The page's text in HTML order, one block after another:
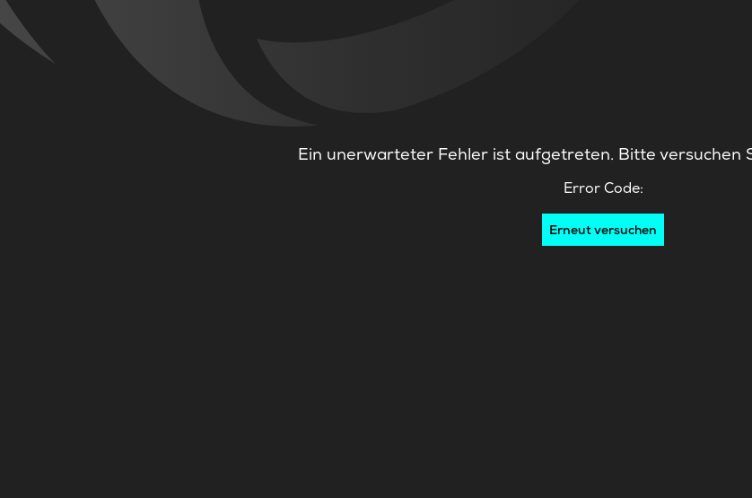
Ein unerwarteter Fehler ist aufgetreten. Bitte versuchen
Error Code:
Erneut versuchen